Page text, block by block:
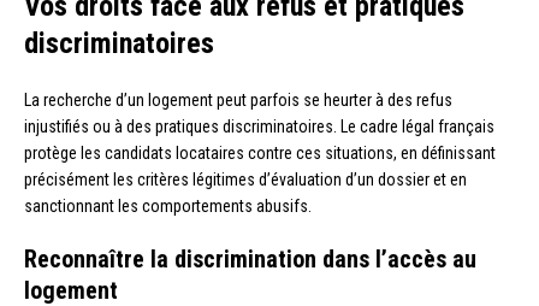
discriminatoires
La recherche d’un logement peut parfois se heurter à des refus
injustifiés ou à des pratiques discriminatoires. Le cadre légal français
protège les candidats locataires contre ces situations, en définissant
précisément les critères légitimes d’évaluation d’un dossier et en
sanctionnant les comportements abusifs.
Reconnaître la discrimination dans l’accès au
logement